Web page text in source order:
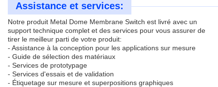
Assistance et services:
Notre produit Metal Dome Membrane Switch est livré avec un
support technique complet et des services pour vous assurer de
tirer le meilleur parti de votre produit:
- Assistance à la conception pour les applications sur mesure
- Guide de sélection des matériaux
- Services de prototypage
- Services d'essais et de validation
- Étiquetage sur mesure et superpositions graphiques